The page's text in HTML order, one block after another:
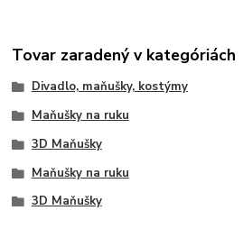
Tovar zaradený v kategóriách
Divadlo, maňušky, kostýmy
Maňušky na ruku
3D Maňušky
Maňušky na ruku
3D Maňušky